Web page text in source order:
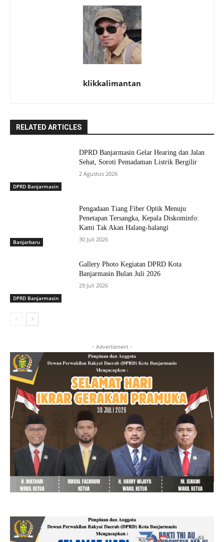
klikkalimantan
RELATED ARTICLES
DPRD Banjarmasin
DPRD Banjarmasin Gelar Hearing dan Jalan
Sehat, Soroti Pemadaman Listrik Bergilir
2 Agustus 2026
Banjarbaru
Pengadaan Tiang Fiber Optik Menuju
Penetapan Tersangka, Kepala Diskominfo:
Kami Tak Akan Halang-halangi
30 Juli 2026
DPRD Banjarmasin
Gallery Photo Kegiatan DPRD Kota
Banjarmasin Bulan Juli 2026
29 Juli 2026
- Advertisment -